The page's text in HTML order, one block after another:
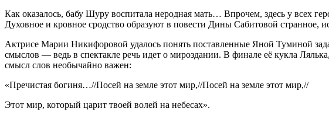
Как оказалось, бабу Шуру воспитала неродная мать… Впрочем, здесь у всех
Духовное и кровное сродство образуют в повести Дины Сабитовой странное,
Актрисе Марии Никифоровой удалось понять поставленные Яной Туминой
смыслов — ведь в спектакле речь идет о мироздании. В финале её кукла
смысл слов необычайно важен:
«Пречистая богиня…//Посей на земле этот мир,//Посей на земле этот мир,//
Этот мир, который царит твоей волей на небесах».